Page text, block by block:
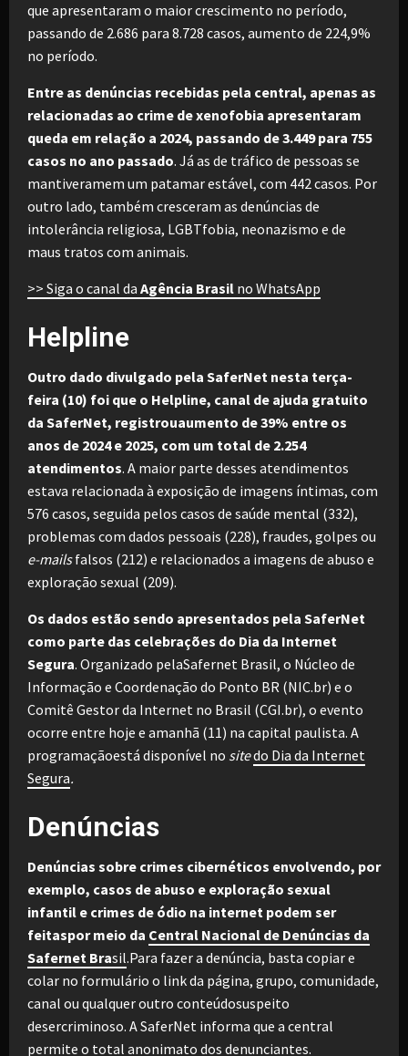
que apresentaram o maior crescimento no período,
passando de 2.686 para 8.728 casos, aumento de 224,9%
no período.
Entre as denúncias recebidas pela central, apenas as
relacionadas ao crime de xenofobia apresentaram
queda em relação a 2024, passando de 3.449 para 755
casos no ano passado. Já as de tráfico de pessoas se
mantiveramem um patamar estável, com 442 casos. Por
outro lado, também cresceram as denúncias de
intolerância religiosa, LGBTfobia, neonazismo e de
maus tratos com animais.
>> Siga o canal da Agência Brasil no WhatsApp
Helpline
Outro dado divulgado pela SaferNet nesta terça-
feira (10) foi que o Helpline, canal de ajuda gratuito
da SaferNet, registrouaumento de 39% entre os
anos de 2024 e 2025, com um total de 2.254
atendimentos. A maior parte desses atendimentos
estava relacionada à exposição de imagens íntimas, com
576 casos, seguida pelos casos de saúde mental (332),
problemas com dados pessoais (228), fraudes, golpes ou
e-mailsfalsos (212) e relacionados a imagens de abuso e
exploração sexual (209).
Os dados estão sendo apresentados pela SaferNet
como parte das celebrações do Dia da Internet
Segura. Organizado pelaSafernet Brasil, o Núcleo de
Informação e Coordenação do Ponto BR (NIC.br) e o
Comitê Gestor da Internet no Brasil (CGI.br), o evento
ocorre entre hoje e amanhã (11) na capital paulista. A
programaçãoestá disponível no sitedo Dia da Internet
Segura.
Denúncias
Denúncias sobre crimes cibernéticos envolvendo, por
exemplo, casos de abuso e exploração sexual
infantil e crimes de ódio na internet podem ser
feitaspor meio da Central Nacional de Denúncias da
Safernet Brasil.Para fazer a denúncia, basta copiar e
colar no formulário o link da página, grupo, comunidade,
canal ou qualquer outro conteúdosuspeito
desercriminoso. A SaferNet informa que a central
permite o total anonimato dos denunciantes.